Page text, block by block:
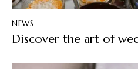
NEWS
Discover the art of